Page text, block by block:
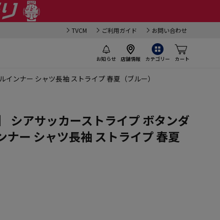
TVCM ご利用ガイド お問い合わせ
お知らせ 店舗情報 カテゴリー カート
ンナー シャツ長袖 ストライプ 春夏（ブルー）
シアサッカーストライプ ボタンダ
ナー シャツ長袖 ストライプ 春夏